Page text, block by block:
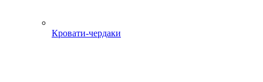
Кровати-чердаки